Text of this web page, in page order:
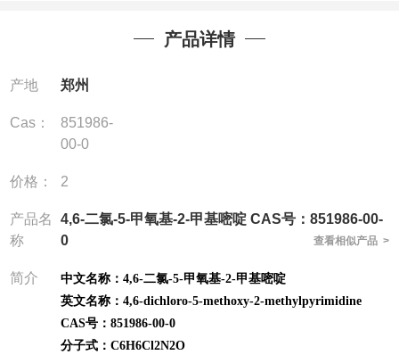
产品详情
产地 郑州
Cas：
851986-
00-0
价格： 2
产品名
称
4,6-二氯-5-甲氧基-2-甲基嘧啶 CAS号：851986-00-
0
查看相似产品 >
简介 中文名称： 4,6-二氯-5-甲氧基-2-甲基嘧啶
英文名称： 4,6-dichloro-5-methoxy-2-methylpyrimidine
CAS号： 851986-00-0
分子式： C6H6Cl2N2O